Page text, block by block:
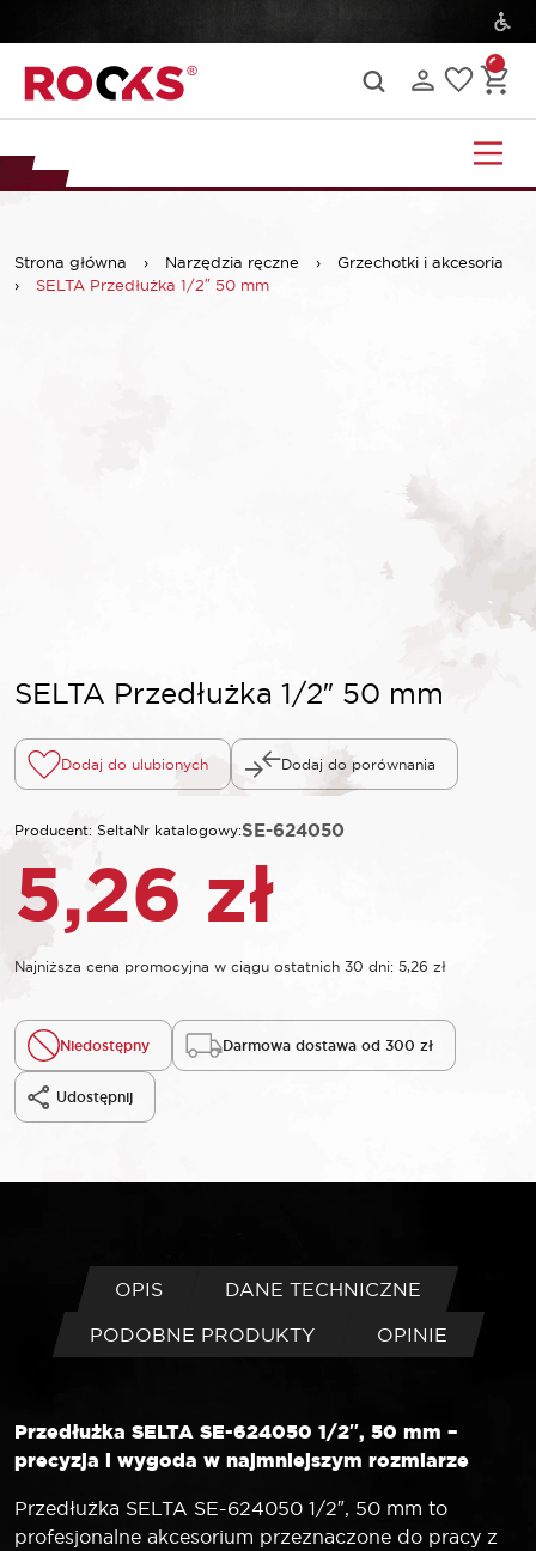
Strona główna › Narzędzia ręczne ›
Grzechotki i akcesoria
›
SELTA Przedłużka 1/2″ 50 mm
SELTA Przedłużka 1/2″ 50 mm
Dodaj do ulubionych Dodaj do porównania
Producent: SeltaNr katalogowy:SE-624050
5,26 zł
Najniższa cena promocyjna w ciągu ostatnich 30 dni: 5,26 zł
Niedostępny Darmowa dostawa od 300 zł
Udostępnij
OPIS
DANE TECHNICZNE
PODOBNE PRODUKTY
OPINIE
Przedłużka SELTA SE-624050 1/2″, 50 mm –
precyzja i wygoda w najmniejszym rozmiarze
Przedłużka SELTA SE-624050 1/2″, 50 mm to
profesjonalne akcesorium przeznaczone do pracy z